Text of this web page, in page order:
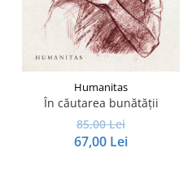
Humanitas
În căutarea bunătății
85,00 Lei
67,00 Lei